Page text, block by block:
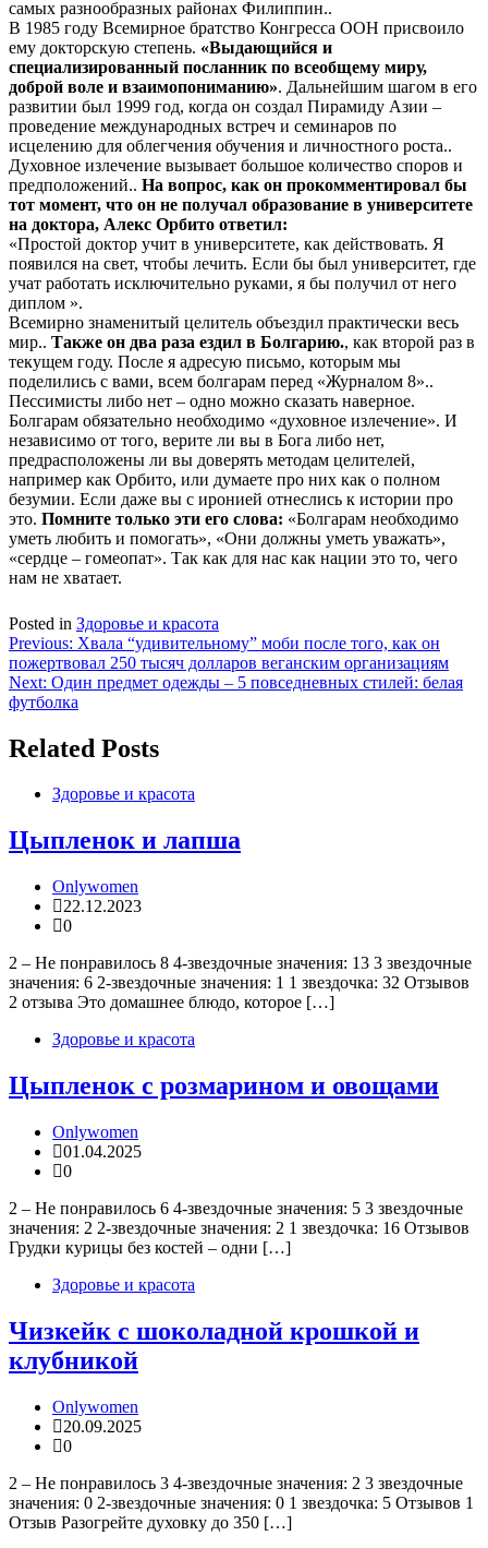
самых разнообразных районах Филиппин..
В 1985 году Всемирное братство Конгресса ООН присвоило
ему докторскую степень. «Выдающийся и
специализированный посланник по всеобщему миру,
доброй воле и взаимопониманию». Дальнейшим шагом в его
развитии был 1999 год, когда он создал Пирамиду Азии –
проведение международных встреч и семинаров по
исцелению для облегчения обучения и личностного роста..
Духовное излечение вызывает большое количество споров и
предположений.. На вопрос, как он прокомментировал бы
тот момент, что он не получал образование в университете
на доктора, Алекс Орбито ответил:
«Простой доктор учит в университете, как действовать. Я
появился на свет, чтобы лечить. Если бы был университет, где
учат работать исключительно руками, я бы получил от него
диплом ».
Всемирно знаменитый целитель объездил практически весь
мир.. Также он два раза ездил в Болгарию., как второй раз в
текущем году. После я адресую письмо, которым мы
поделились с вами, всем болгарам перед «Журналом 8»..
Пессимисты либо нет – одно можно сказать наверное.
Болгарам обязательно необходимо «духовное излечение». И
независимо от того, верите ли вы в Бога либо нет,
предрасположены ли вы доверять методам целителей,
например как Орбито, или думаете про них как о полном
безумии. Если даже вы с иронией отнеслись к истории про
это. Помните только эти его слова: «Болгарам необходимо
уметь любить и помогать», «Они должны уметь уважать»,
«сердце – гомеопат». Так как для нас как нации это то, чего
нам не хватает.
Posted in Здоровье и красота
Навигация
по
записям
Previous: Хвала “удивительному” моби после того, как он
пожертвовал 250 тысяч долларов веганским организациям
Next: Один предмет одежды – 5 повседневных стилей: белая
футболка
Related Posts
Здоровье и красота
Цыпленок и лапша
Onlywomen
22.12.2023
0
2 – Не понравилось 8 4-звездочные значения: 13 3 звездочные
значения: 6 2-звездочные значения: 1 1 звездочка: 32 Отзывов
2 отзыва Это домашнее блюдо, которое […]
Здоровье и красота
Цыпленок с розмарином и овощами
Onlywomen
01.04.2025
0
2 – Не понравилось 6 4-звездочные значения: 5 3 звездочные
значения: 2 2-звездочные значения: 2 1 звездочка: 16 Отзывов
Грудки курицы без костей – одни […]
Здоровье и красота
Чизкейк с шоколадной крошкой и
клубникой
Onlywomen
20.09.2025
0
2 – Не понравилось 3 4-звездочные значения: 2 3 звездочные
значения: 0 2-звездочные значения: 0 1 звездочка: 5 Отзывов 1
Отзыв Разогрейте духовку до 350 […]